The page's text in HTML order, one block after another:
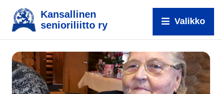
Kansallinen
senioriliitto ry
Valikko